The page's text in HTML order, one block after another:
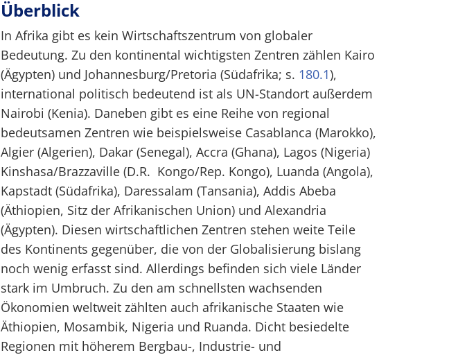
Überblick
In Afrika gibt es kein Wirtschaftszentrum von globaler
Bedeutung. Zu den kontinental wichtigsten Zentren zählen Kairo
(Ägypten) und Johannesburg/Pretoria (Südafrika; s. 180.1),
international politisch bedeutend ist als UN-Standort außerdem
Nairobi (Kenia). Daneben gibt es eine Reihe von regional
bedeutsamen Zentren wie beispielsweise Casablanca (Marokko),
Algier (Algerien), Dakar (Senegal), Accra (Ghana), Lagos (Nigeria)
Kinshasa/Brazzaville (D.R. Kongo/Rep. Kongo), Luanda (Angola),
Kapstadt (Südafrika), Daressalam (Tansania), Addis Abeba
(Äthiopien, Sitz der Afrikanischen Union) und Alexandria
(Ägypten). Diesen wirtschaftlichen Zentren stehen weite Teile
des Kontinents gegenüber, die von der Globalisierung bislang
noch wenig erfasst sind. Allerdings befinden sich viele Länder
stark im Umbruch. Zu den am schnellsten wachsenden
Ökonomien weltweit zählten auch afrikanische Staaten wie
Äthiopien, Mosambik, Nigeria und Ruanda. Dicht besiedelte
Regionen mit höherem Bergbau-, Industrie- und